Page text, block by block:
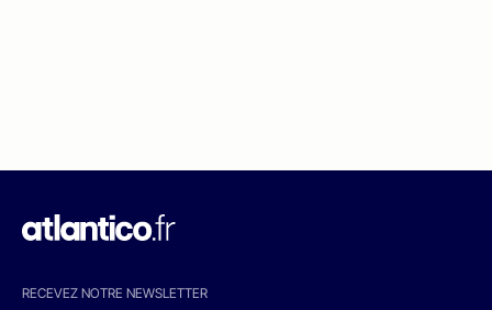
RECEVEZ NOTRE NEWSLETTER